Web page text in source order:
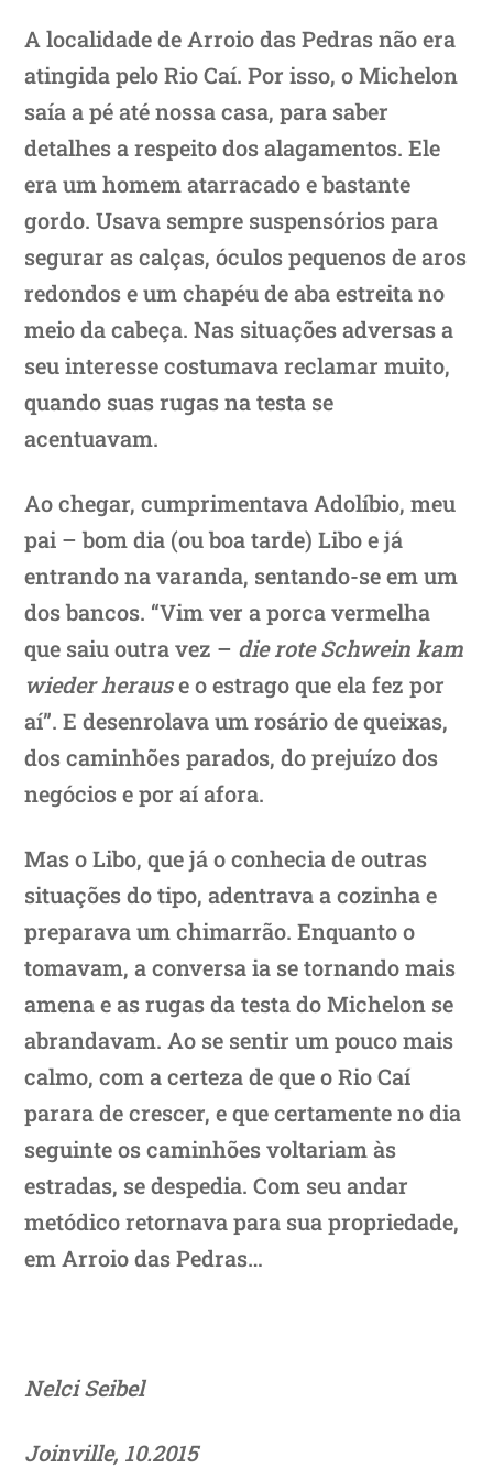
A localidade de Arroio das Pedras não era
atingida pelo Rio Caí. Por isso, o Michelon
saía a pé até nossa casa, para saber
detalhes a respeito dos alagamentos. Ele
era um homem atarracado e bastante
gordo. Usava sempre suspensórios para
segurar as calças, óculos pequenos de aros
redondos e um chapéu de aba estreita no
meio da cabeça. Nas situações adversas a
seu interesse costumava reclamar muito,
quando suas rugas na testa se
acentuavam.
Ao chegar, cumprimentava Adolíbio, meu
pai – bom dia (ou boa tarde) Libo e já
entrando na varanda, sentando-se em um
dos bancos. “Vim ver a porca vermelha
que saiu outra vez – die rote Schwein kam
wieder herause o estrago que ela fez por
aí”. E desenrolava um rosário de queixas,
dos caminhões parados, do prejuízo dos
negócios e por aí afora.
Mas o Libo, que já o conhecia de outras
situações do tipo, adentrava a cozinha e
preparava um chimarrão. Enquanto o
tomavam, a conversa ia se tornando mais
amena e as rugas da testa do Michelon se
abrandavam. Ao se sentir um pouco mais
calmo, com a certeza de que o Rio Caí
parara de crescer, e que certamente no dia
seguinte os caminhões voltariam às
estradas, se despedia. Com seu andar
metódico retornava para sua propriedade,
em Arroio das Pedras…
Nelci Seibel
Joinville, 10.2015